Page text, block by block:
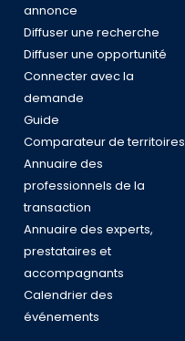
annonce
Diffuser une recherche
Diffuser une opportunité
Connecter avec la
demande
Guide
Comparateur de territoires
Annuaire des
professionnels de la
transaction
Annuaire des experts,
prestataires et
accompagnants
Calendrier des
événements